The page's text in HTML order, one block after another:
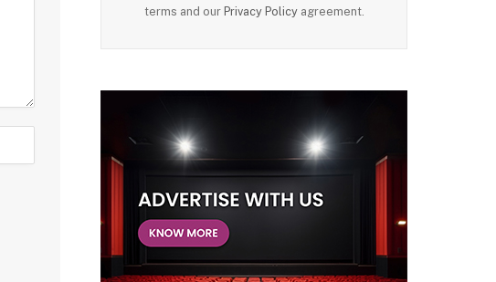
terms and our Privacy Policyagreement.